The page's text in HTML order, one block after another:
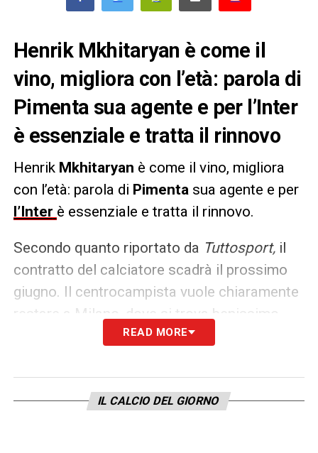
Henrik Mkhitaryan è come il
vino, migliora con l’età: parola di
Pimenta sua agente e per l’Inter
è essenziale e tratta il rinnovo
Henrik Mkhitaryan è come il vino, migliora
con l’età: parola di Pimenta sua agente e per
l’Inter è essenziale e tratta il rinnovo.
Secondo quanto riportato da Tuttosport,il
contratto del calciatore scadrà il prossimo
giugno. Il centrocampista vuole chiaramente
restare a Milano, dove si trova benissimo,
per cui la priorità è firmare quanto prima il
della Liberazione (un biennale o
eventualmente un 1+1).Inzaghi, come già
READ MORE
IL CALCIO DEL GIORNO